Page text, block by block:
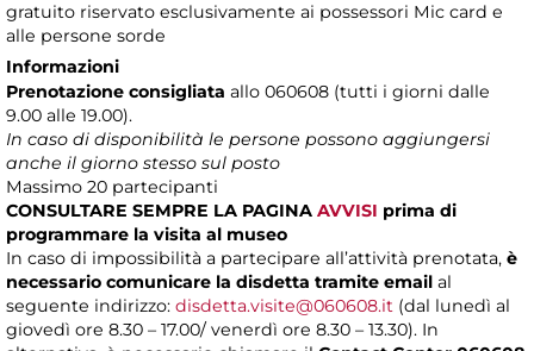
gratuito riservato esclusivamente ai possessori Mic card e
alle persone sorde
Informazioni
Prenotazione consigliata allo 060608 (tutti i giorni dalle
9.00 alle 19.00).
In caso di disponibilità le persone possono aggiungersi
anche il giorno stesso sul posto
Massimo 20 partecipanti
CONSULTARE SEMPRE LA PAGINA AVVISI prima di
programmare la visita al museo
In caso di impossibilità a partecipare all’attività prenotata, è
necessario comunicare la disdetta tramite email al
seguente indirizzo: disdetta.visite@060608.it (dal lunedì al
giovedì ore 8.30 – 17.00/ venerdì ore 8.30 – 13.30). In